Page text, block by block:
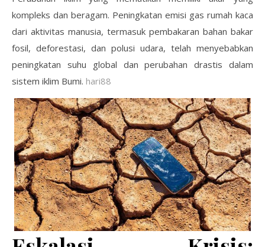
kompleks dan beragam. Peningkatan emisi gas rumah kaca
dari aktivitas manusia, termasuk pembakaran bahan bakar
fosil, deforestasi, dan polusi udara, telah menyebabkan
peningkatan suhu global dan perubahan drastis dalam
sistem iklim Bumi. hari88